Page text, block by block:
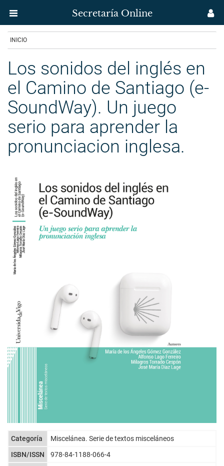
principal
Secretaría Online
Secretaría
Uvigo
INICIO
Los sonidos del inglés en
el Camino de Santiago (e-
SoundWay). Un juego
serio para aprender la
pronunciacion inglesa.
Categoría
Miscelánea. Serie de textos misceláneos
ISBN/ISSN
978-84-1188-066-4